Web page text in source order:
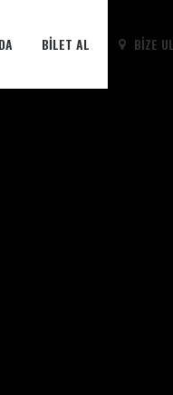
BILET AL BIZE